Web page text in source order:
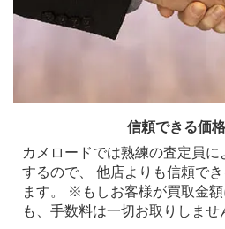
信頼できる価
カメロードでは熟練の査定員
するので、 他店よりも信頼で
ます。 ※もしお客様が買取金
も、手数料は一切お取りしませ